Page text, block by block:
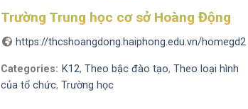
Trường Trung học cơ sở Hoàng Động
https://thcshoangdong.haiphong.edu.vn/homegd2
Categories: K12, Theo bậc đào tạo, Theo loại hình
của tổ chức, Trường học